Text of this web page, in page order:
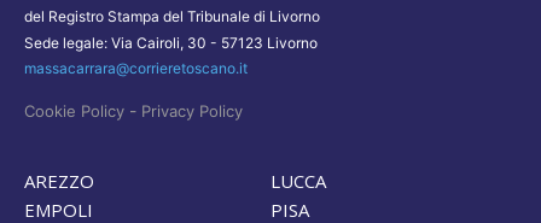
del Registro Stampa del Tribunale di Livorno
Sede legale: Via Cairoli, 30 - 57123 Livorno
massacarrara@corrieretoscano.it
Cookie Policy - Privacy Policy
AREZZO
EMPOLI
LUCCA
PISA